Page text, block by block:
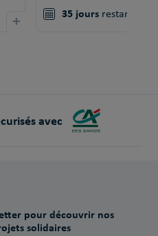
+ 35 jours restants !
avec
pour découvrir nos
solidaires